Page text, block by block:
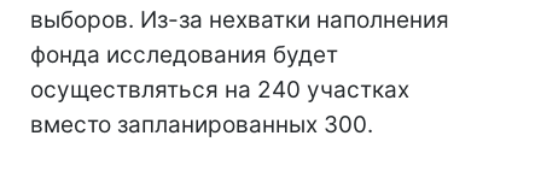
выборов. Из-за нехватки наполнения
фонда исследования будет
осуществляться на 240 участках
вместо запланированных 300.